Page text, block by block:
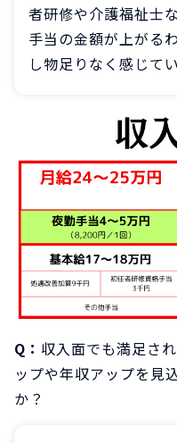
者研修や介護福祉士
手当の金額が上がる
し物足りなく感じてい
Q： 収入面でも満足さ
ップや年収アップを見
か？